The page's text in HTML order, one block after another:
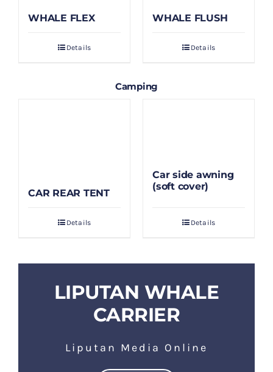
WHALE FLEX
Details
WHALE FLUSH
Details
Camping
CAR REAR TENT
Details
Car side awning
(soft cover)
Details
LIPUTAN WHALE
CARRIER
Liputan Media Online